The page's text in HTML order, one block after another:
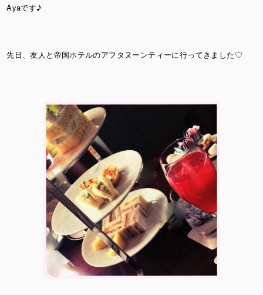
Ayaです♪
先日、友人と帝国ホテルのアフタヌーンティーに行ってきました♡